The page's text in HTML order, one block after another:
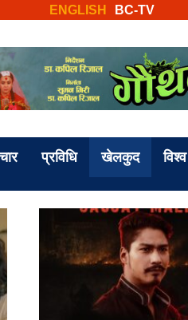
BC-TV
ENGLISH
प्रविधि खेलकुद विश्व